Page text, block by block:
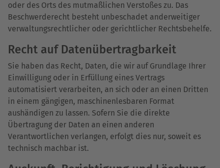
oder des Orts des mutmaßlichen Verstoßes zu. Das
Beschwerderecht besteht unbeschadet anderweitiger
verwaltungsrechtlicher oder gerichtlicher Rechtsbehelfe.
Recht auf Daten­übertrag­barkeit
Sie haben das Recht, Daten, die wir auf Grundlage Ihrer
Einwilligung oder in Erfüllung eines Vertrags
automatisiert verarbeiten, an sich oder an einen Dritten
in einem gängigen, maschinenlesbaren Format
aushändigen zu lassen. Sofern Sie die direkte
Übertragung der Daten an einen anderen
Verantwortlichen verlangen, erfolgt dies nur, soweit es
technisch machbar ist.